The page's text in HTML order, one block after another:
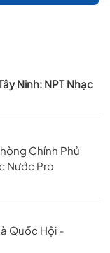
Ninh: NPT Nhạc
Chính Phủ
Nước Pro
Quốc Hội -